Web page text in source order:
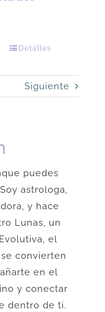
Detalles
Siguiente
puedes
astrologa,
y hace
Lunas, un
el
convierten
en el
y conectar
dentro de ti.